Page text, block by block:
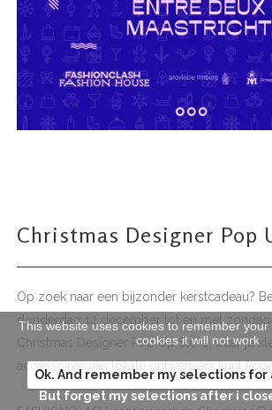
Christmas Designer Pop
Op zoek naar een bijzonder kerstcadeau?
donderdag 12 december tot en met
Christmas Designer Pop Up Store, waar je
accessoires van lokale ontwerpers kunt
This website uses cookies to remember
cookies it will not work
Ok. And remember my selections for
But forget my selections after i